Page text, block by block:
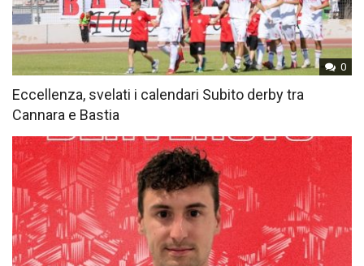
0
Eccellenza, svelati i calendari Subito derby tra
Cannara e Bastia